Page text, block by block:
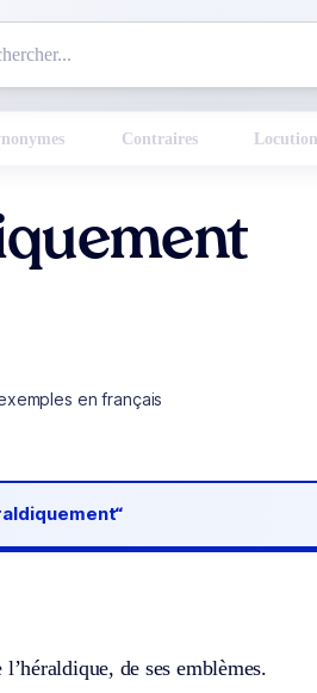
Contraires
en français
de ses emblèmes.